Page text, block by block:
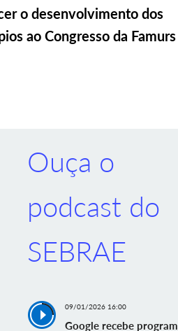
o desenvolvimento dos
ao Congresso da Famurs
Ouça o
podcast do
SEBRAE
09/01/2026 16:00
Google recebe